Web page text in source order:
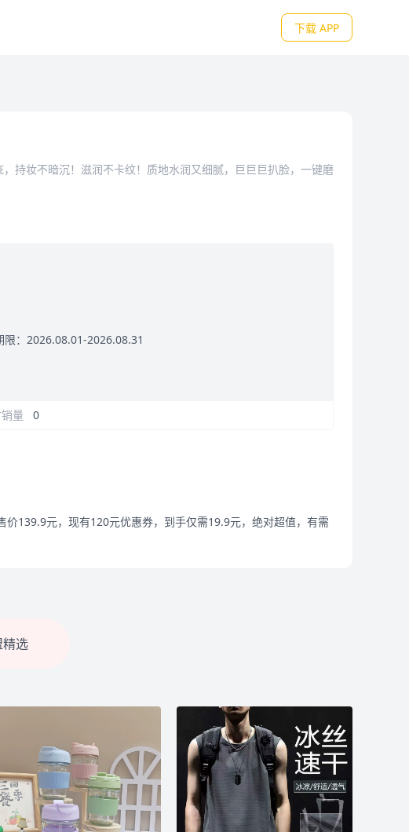
下载 APP
持妆不暗沉！滋润不卡纹！质地水润又细腻，巨巨巨扒脸，一键磨
限：2026.08.01-2026.08.31
量 0
139.9元，现有120元优惠券，到手仅需19.9元，绝对超值，有需
选